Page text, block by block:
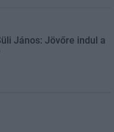
János: Jövőre indul a